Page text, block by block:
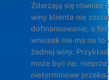
Zdarzają się również
winy klienta nie
dofinansowanie, a
wniosek nie ma na to
żadnej winy.
może być np.
nieterminowe